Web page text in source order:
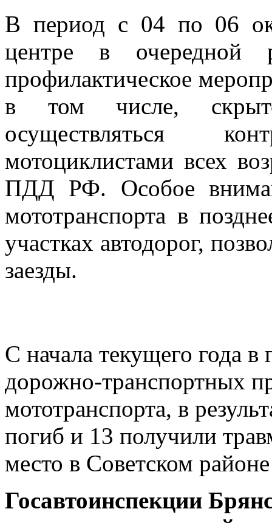
В период с 04 по 06
центре в очередной
профилактическое
в том числе,
осуществляться
мотоциклистами всех
ПДД РФ. Особое
мототранспорта в
участках автодорог,
заезды.
С начала текущего года
дорожно-транспортных
мототранспорта, в
погиб и 13 получили
место в Советском
Госавтоинспекции